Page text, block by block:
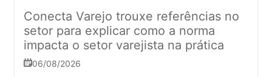
Conecta Varejo trouxe referências no
setor para explicar como a norma
impacta o setor varejista na prática
06/08/2026